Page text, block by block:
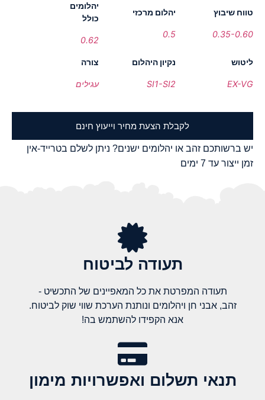
טווח שיבוץ
0.35-0.60
יהלום מרכזי
0.5
יהלומים
כולל
0.62
ליטוש
EX-VG
נקיון היהלום
SI1-SI2
צורה
עגילים
לקבלת הצעת מחיר וייעוץ חינם
יש ברשותכם זהב או יהלומים ישנים? ניתן לשלם בטרייד-אין
זמן ייצור עד 7 ימים
תעודה לביטוח
תעודה המפרטת את כל המאפיינים של התכשיט -
זהב, אבני חן ויהלומים ונותנת הערכת שווי שוק לביטוח.
אנא הקפידו להשתמש בה!
תנאי תשלום ואפשרויות מימון